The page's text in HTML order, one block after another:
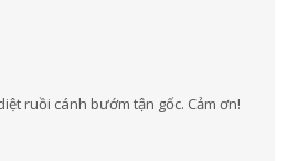
ruồi cánh bướm tận gốc. Cảm ơn!